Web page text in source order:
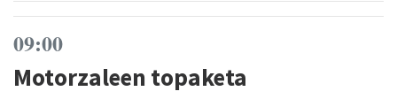
09:00
Motorzaleen topaketa